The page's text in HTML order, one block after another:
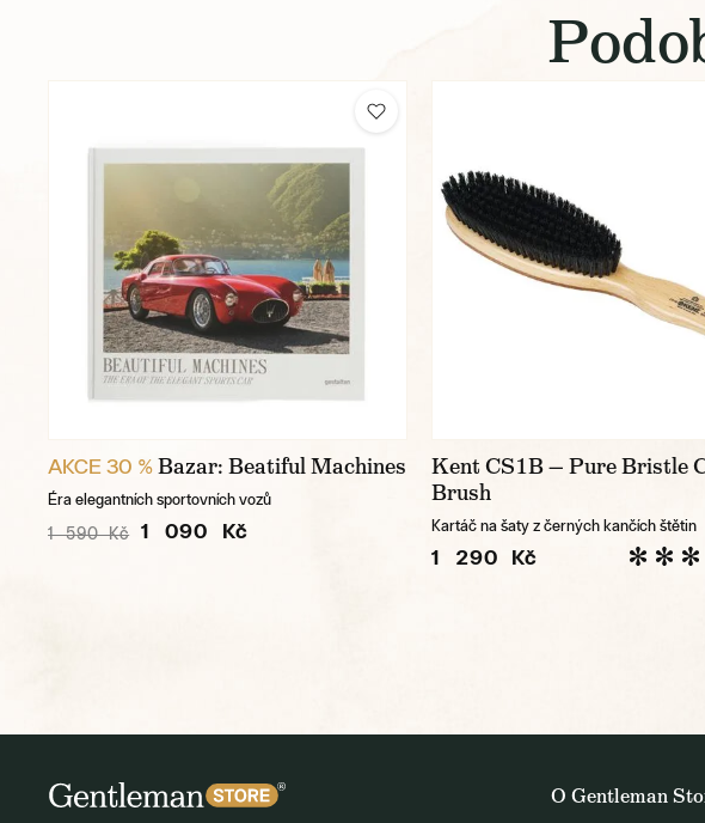
AKCE 30 %Bazar: Beatiful Machines
Éra elegantních sportovních vozů
1 590 Kč 1 090 Kč
Kent CS1B — Pure Bristle
Brush
Kartáč na šaty z černých kančích štětin
1 290 Kč
O Gentleman